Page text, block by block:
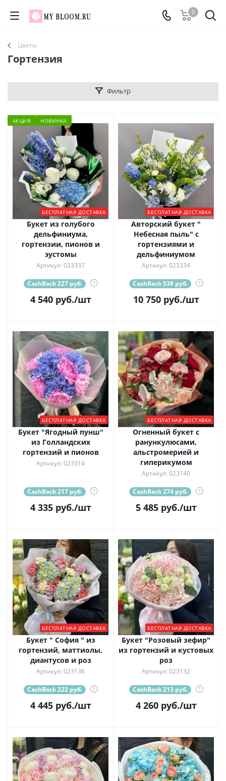
0
Цветы
Гортензия
Фильтр
АКЦИЯ НОВИНКА
БЕСПЛАТНАЯ ДОСТАВКА
Букет из голубого
дельфиниума,
гортензии, пионов и
эустомы
Артикул: 023337
CashBack 227 руб. ?
4 540руб./шт
БЕСПЛАТНАЯ ДОСТАВКА
Авторский букет "
Небесная пыль" с
гортензиями и
дельфиниумом
Артикул: 023334
CashBack 538 руб. ?
10 750руб./шт
БЕСПЛАТНАЯ ДОСТАВКА
Букет "Ягодный пунш"
из Голландских
гортензий и пионов
Артикул: 023314
CashBack 217 руб. ?
4 335руб./шт
БЕСПЛАТНАЯ ДОСТАВКА
Огненный букет с
ранункулюсами,
альстромерией и
гиперикумом
Артикул: 023140
CashBack 274 руб. ?
5 485руб./шт
БЕСПЛАТНАЯ ДОСТАВКА
Букет " София " из
гортензий, маттиолы,
диантусов и роз
Артикул: 023136
CashBack 222 руб. ?
4 445руб./шт
БЕСПЛАТНАЯ ДОСТАВКА
Букет "Розовый зефир"
из гортензий и кустовых
роз
Артикул: 023132
CashBack 213 руб. ?
4 260руб./шт